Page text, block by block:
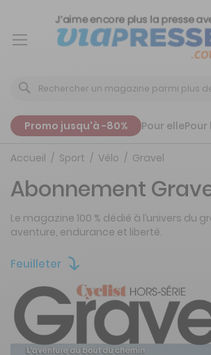
Promo jusqu'à -80% Pour ellePour
Accueil Sport Vélo Gravel
Feuilleter
Abonnement
Le magazine 100 % dédié à l’univers du
aventure, endurance et liberté.